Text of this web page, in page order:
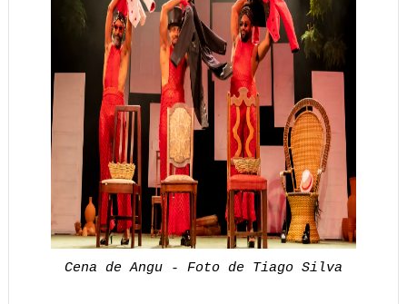
Cena de Angu - Foto de Tiago Silva